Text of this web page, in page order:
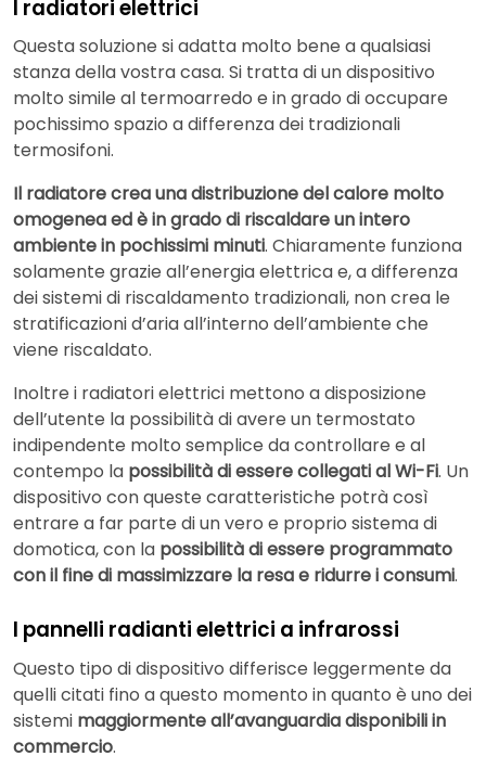
I radiatori elettrici
Questa soluzione si adatta molto bene a qualsiasi
stanza della vostra casa. Si tratta di un dispositivo
molto simile al termoarredo e in grado di occupare
pochissimo spazio a differenza dei tradizionali
termosifoni.
Il radiatore crea una distribuzione del calore molto
omogenea ed è in grado di riscaldare un intero
ambiente in pochissimi minuti. Chiaramente funziona
solamente grazie all’energia elettrica e, a differenza
dei sistemi di riscaldamento tradizionali, non crea le
stratificazioni d’aria all’interno dell’ambiente che
viene riscaldato.
Inoltre i radiatori elettrici mettono a disposizione
dell’utente la possibilità di avere un termostato
indipendente molto semplice da controllare e al
contempo la possibilità di essere collegati al Wi-Fi. Un
dispositivo con queste caratteristiche potrà così
entrare a far parte di un vero e proprio sistema di
domotica, con la possibilità di essere programmato
con il fine di massimizzare la resa e ridurre i consumi.
I pannelli radianti elettrici a infrarossi
Questo tipo di dispositivo differisce leggermente da
quelli citati fino a questo momento in quanto è uno dei
sistemi maggiormente all’avanguardia disponibili in
commercio.